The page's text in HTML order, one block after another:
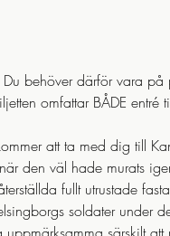
behöver därför vara på
omfattar BÅDE entré
att ta med dig till
den väl hade murats
fullt utrustade fasta
soldater under